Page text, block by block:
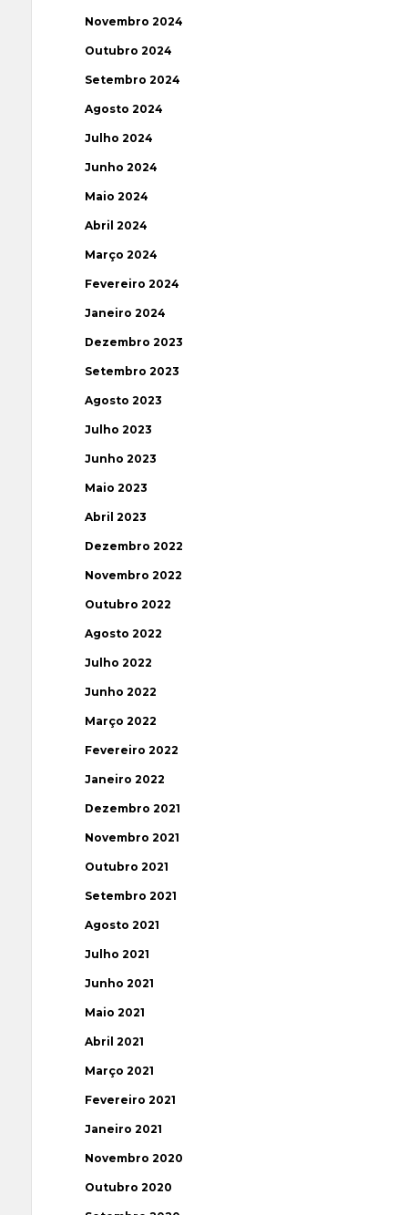
Novembro 2024
Outubro 2024
Setembro 2024
Agosto 2024
Julho 2024
Junho 2024
Maio 2024
Abril 2024
Março 2024
Fevereiro 2024
Janeiro 2024
Dezembro 2023
Setembro 2023
Agosto 2023
Julho 2023
Junho 2023
Maio 2023
Abril 2023
Dezembro 2022
Novembro 2022
Outubro 2022
Agosto 2022
Julho 2022
Junho 2022
Março 2022
Fevereiro 2022
Janeiro 2022
Dezembro 2021
Novembro 2021
Outubro 2021
Setembro 2021
Agosto 2021
Julho 2021
Junho 2021
Maio 2021
Abril 2021
Março 2021
Fevereiro 2021
Janeiro 2021
Novembro 2020
Outubro 2020